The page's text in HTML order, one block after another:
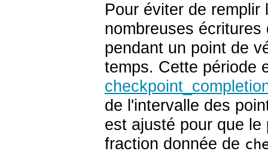
Pour éviter de
nombreuses
pendant un point de
temps. Cette période
de l'intervalle des
est ajusté pour que
fraction donnée de